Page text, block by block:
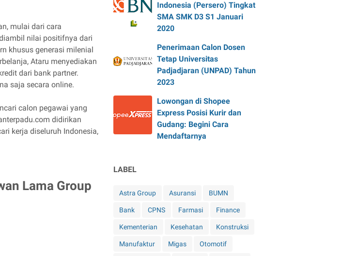
mulai dari cara
nilai positifnya dari
khusus generasi milenial
Ataru menyediakan
dari bank partner.
saja secara online.
calon pegawai yang
didirikan
kerja diseluruh Indonesia,
Lama Group
Indonesia (Persero) Tingkat
SMA SMK D3 S1 Januari
2020
Penerimaan Calon Dosen
Tetap Universitas
Padjadjaran (UNPAD) Tahun
2023
Lowongan di Shopee
Express Posisi Kurir dan
Gudang: Begini Cara
Mendaftarnya
LABEL
Astra Group Asuransi BUMN
Bank CPNS Farmasi Finance
Kementerian Kesehatan Konstruksi
Manufaktur Migas Otomotif